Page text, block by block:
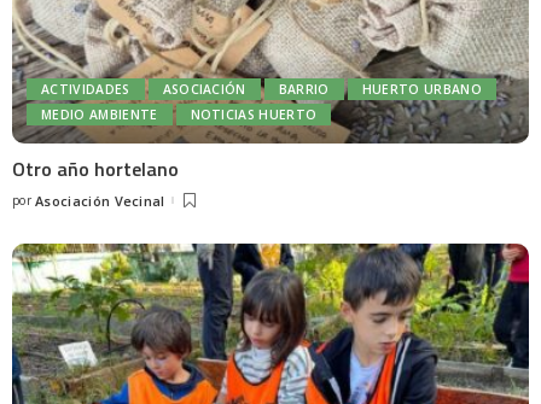
ACTIVIDADES ASOCIACIÓN BARRIO
HUERTO URBANO
MEDIO AMBIENTE
NOTICIAS HUERTO
Otro año hortelano
por Asociación Vecinal